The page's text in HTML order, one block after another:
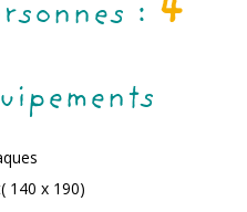
: 4
140 x 190)